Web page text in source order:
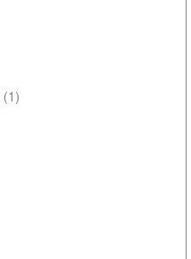
(1)